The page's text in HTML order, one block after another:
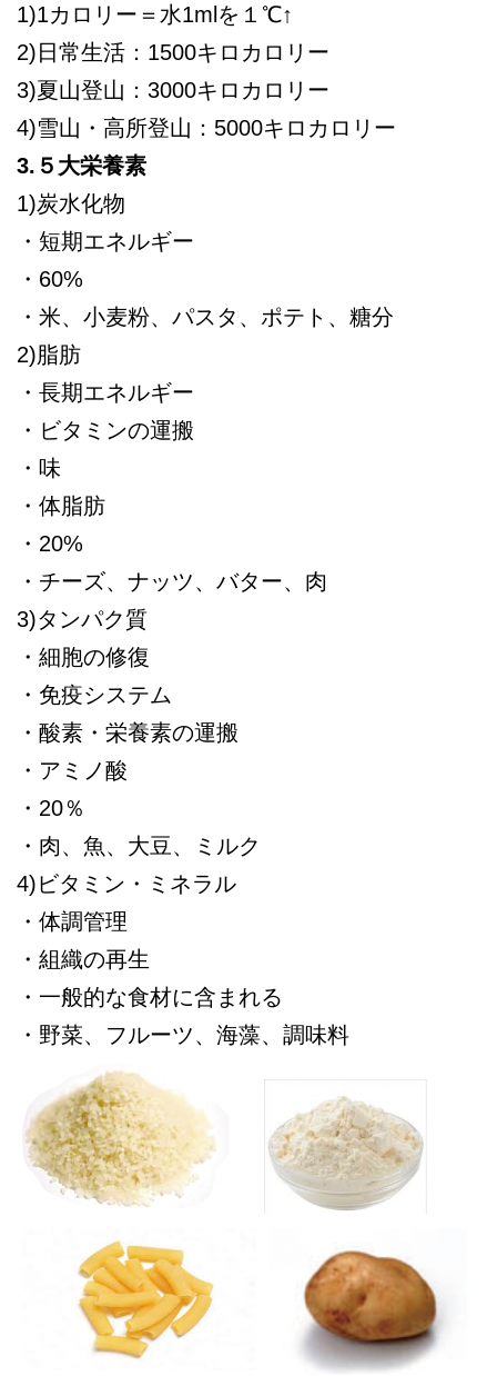
1)1カロリー＝水1mlを１℃↑
2)日常生活：1500キロカロリー
3)夏山登山：3000キロカロリー
4)雪山・高所登山：5000キロカロリー
3.５大栄養素
1)炭水化物
・短期エネルギー
・60%
・米、小麦粉、パスタ、ポテト、糖分
2)脂肪
・長期エネルギー
・ビタミンの運搬
・味
・体脂肪
・20%
・チーズ、ナッツ、バター、肉
3)タンパク質
・細胞の修復
・免疫システム
・酸素・栄養素の運搬
・アミノ酸
・20％
・肉、魚、大豆、ミルク
4)ビタミン・ミネラル
・体調管理
・組織の再生
・一般的な食材に含まれる
・野菜、フルーツ、海藻、調味料